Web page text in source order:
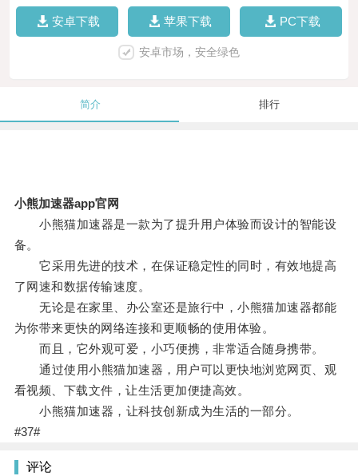
安卓下载 苹果下载 PC下载
安卓市场，安全绿色
简介 排行
小熊加速器app官网
小熊猫加速器是一款为了提升用户体验而设计的智能设
备。
它采用先进的技术，在保证稳定性的同时，有效地提高
了网速和数据传输速度。
无论是在家里、办公室还是旅行中，小熊猫加速器都能
为你带来更快的网络连接和更顺畅的使用体验。
而且，它外观可爱，小巧便携，非常适合随身携带。
通过使用小熊猫加速器，用户可以更快地浏览网页、观
看视频、下载文件，让生活更加便捷高效。
小熊猫加速器，让科技创新成为生活的一部分。
#37#
评论